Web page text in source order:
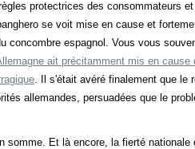
protectrices des consommateurs
se voit mise en cause et
concombre espagnol. Vous vous
ait précitamment mis en
. Il s'était avéré finalement que
allemandes, persuadées que le
somme. Et là encore, la fierté nationale